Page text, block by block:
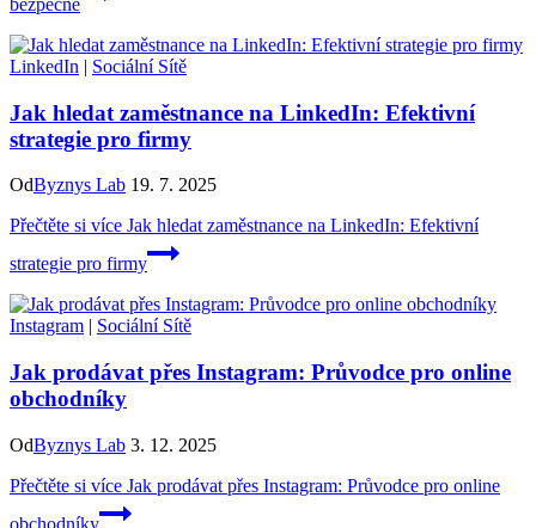
LinkedIn | Sociální Sítě
Jak hledat zaměstnance na LinkedIn: Efektivní
strategie pro firmy
OdByznys Lab 19. 7. 2025
Přečtěte si více Jak hledat zaměstnance na LinkedIn: Efektivní
strategie pro firmy
Instagram | Sociální Sítě
Jak prodávat přes Instagram: Průvodce pro online
obchodníky
OdByznys Lab 3. 12. 2025
Přečtěte si více Jak prodávat přes Instagram: Průvodce pro online
obchodníky